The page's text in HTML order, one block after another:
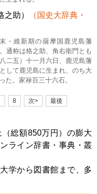
助）
（国史大辞典・
・維新期の薩摩国鹿児島藩
通称は格之助、角右衛門とも
二五）十一月六日、鹿児島藩
して鹿児島に生まれ、のち大
た。家禄百三十六石。
8 次> 最後
総額850万円）の膨大
ライン辞書・事典・叢
学から図書館まで、多